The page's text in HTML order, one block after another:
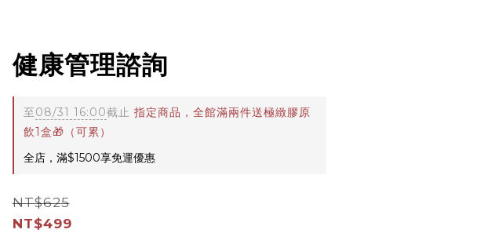
健康管理諮詢
至08/31 16:00截止 指定商品，全館滿兩件送極緻膠原
飲1盒🎁（可累）
全店，滿$1500享免運優惠
NT$625
NT$499